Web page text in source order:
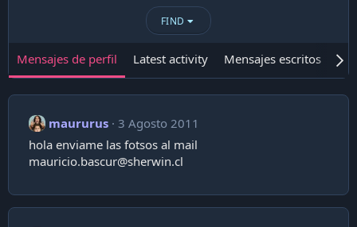
FIND
Mensajes de perfil Latest activity Mensajes escritos
maururus 3 Agosto 2011
hola enviame las fotsos al mail
mauricio.bascur@sherwin.cl